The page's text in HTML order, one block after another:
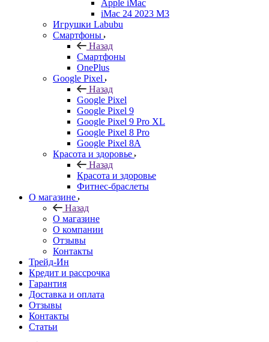
Apple iMac
iMac 24 2023 M3
Игрушки Labubu
Смартфоны
Назад
Смартфоны
OnePlus
Google Pixel
Назад
Google Pixel
Google Pixel 9
Google Pixel 9 Pro XL
Google Pixel 8 Pro
Google Pixel 8A
Красота и здоровье
Назад
Красота и здоровье
Фитнес-браслеты
О магазине
Назад
О магазине
О компании
Отзывы
Контакты
Трейд-Ин
Кредит и рассрочка
Гарантия
Доставка и оплата
Отзывы
Контакты
Статьи